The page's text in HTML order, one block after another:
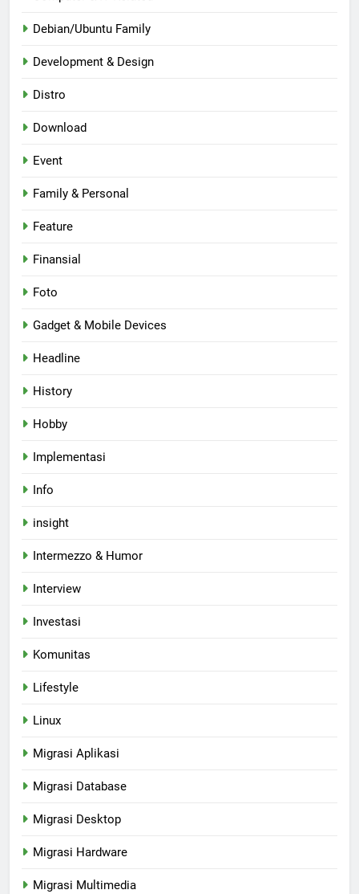
Debian/Ubuntu Family
Development & Design
Distro
Download
Event
Family & Personal
Feature
Finansial
Foto
Gadget & Mobile Devices
Headline
History
Hobby
Implementasi
Info
insight
Intermezzo & Humor
Interview
Investasi
Komunitas
Lifestyle
Linux
Migrasi Aplikasi
Migrasi Database
Migrasi Desktop
Migrasi Hardware
Migrasi Multimedia